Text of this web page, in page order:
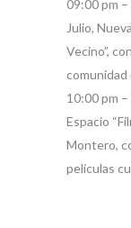
09:00 pm
Julio,
Vecino”,
comunidad
10:00 pm
Espacio
Montero,
películas